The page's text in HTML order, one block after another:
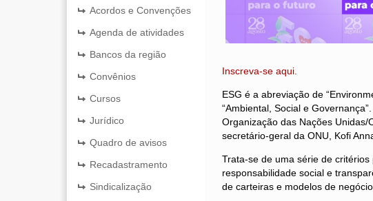
Acordos e Convenções
Agenda de atividades
Bancos da região
Convênios
Cursos
Jurídico
Quadro de avisos
Recadastramento
Sindicalização
Inscreva-se aqui.
ESG é a abreviação de
“Ambiental, Social e
Organização das Nações
secretário-geral da ONU, Kofi
Trata-se de uma série de
responsabilidade social e
de carteiras e modelos de